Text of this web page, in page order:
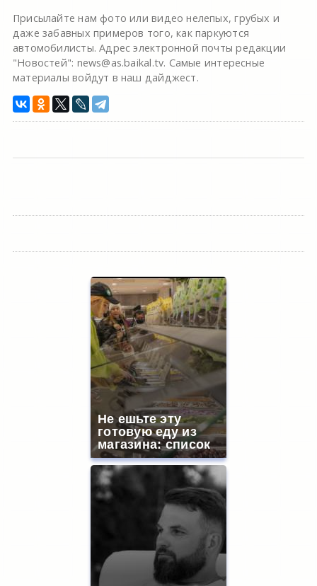
Присылайте нам фото или видео нелепых, грубых и
даже забавных примеров того, как паркуются
автомобилисты. Адрес электронной почты редакции
"Новостей": news@as.baikal.tv. Самые интересные
материалы войдут в наш дайджест.
Не ешьте эту
готовую еду из
магазина: список